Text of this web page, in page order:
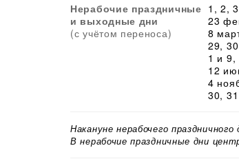
Нерабочие праздничные
и выходные дни
(с учётом переноса)
1, 2,
23
8
29,
1 и 9,
12
4
30,
Накануне нерабочего
В нерабочие праздничные дни